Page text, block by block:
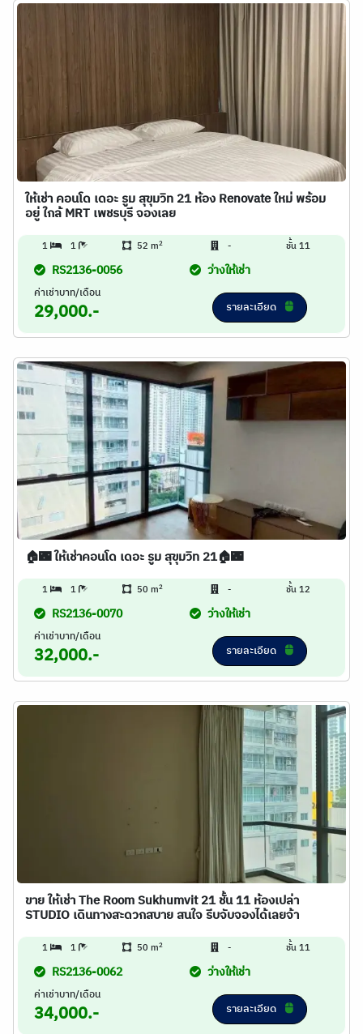
ให้เช่า คอนโด เดอะ รูม สุขุมวิท 21 ห้อง Renovate ใหม่ พร้อม
อยู่ ใกล้ MRT เพชรบุรี จองเลย
1 1 52 m2 - ชั้น 11
RS2136-0056 ว่างให้เช่า
ค่าเช่าบาท/เดือน
29,000.- รายละเอียด
🏠🌃 ให้เช่าคอนโด เดอะ รูม สุขุมวิท 21🏠🌃
1 1 50 m2 - ชั้น 12
RS2136-0070 ว่างให้เช่า
ค่าเช่าบาท/เดือน
32,000.- รายละเอียด
ขาย ให้เช่า The Room Sukhumvit 21 ชั้น 11 ห้องเปล่า
STUDIO เดินทางสะดวกสบาย สนใจ รีบจับจองได้เลยจ้า
1 1 50 m2 - ชั้น 11
RS2136-0062 ว่างให้เช่า
ค่าเช่าบาท/เดือน
34,000.- รายละเอียด